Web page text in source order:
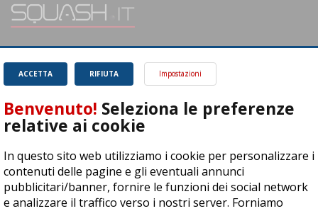
magnifico sport.
Leggi
RIFIUTA
ACCETTA Impostazioni
Benvenuto! Seleziona le preferenze
relative ai cookie
In questo sito web utilizziamo i cookie per personalizzare i
contenuti delle pagine e gli eventuali annunci
pubblicitari/banner, fornire le funzioni dei social network
e analizzare il traffico verso i nostri server. Forniamo
ASD Let's Sport - Via T. Olivelli 3, 25014 Castenedolo (BS) - P. Iva:
04278030988
© Copyright 2015 | All Rights Reserved - Powered byDynDevice